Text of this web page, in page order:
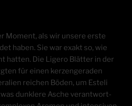
Moment, als wir unse­re ers­te
haben. Sie war exakt so, wie
hat­ten. Die Lige­ro Blät­ter in der
für einen ker­zen­ge­ra­den
rei­chen Böden, um Este­li
dunk­le­re Asche ver­ant­wort­